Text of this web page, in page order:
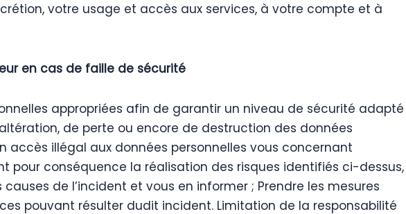
votre usage et accès aux services, à votre compte et à
en cas de faille de sécurité
appropriées afin de garantir un niveau de sécurité adapté
de perte ou encore de destruction des données
accès illégal aux données personnelles vous concernant
pour conséquence la réalisation des risques identifiés ci-dessus,
de l’incident et vous en informer ; Prendre les mesures
pouvant résulter dudit incident. Limitation de la responsabilité